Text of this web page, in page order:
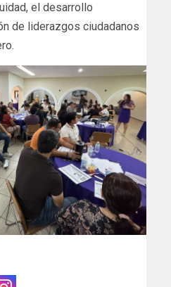
el desarrollo
de liderazgos ciudadanos